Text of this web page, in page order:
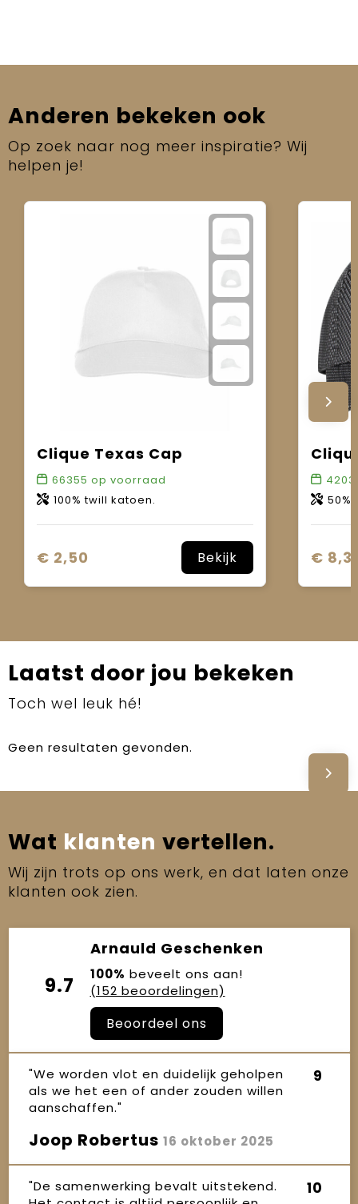
Anderen bekeken ook
Op zoek naar nog meer inspiratie? Wij
helpen je!
Clique Texas Cap
66355 op voorraad
100% twill katoen.
€ 2,50 Bekijk
4203
50%
€
Laatst door jou bekeken
Toch wel leuk hé!
Geen resultaten gevonden.
Wat klanten vertellen.
Wij zijn trots op ons werk, en dat laten onze
klanten ook zien.
9.7
Arnauld Geschenken
100% beveelt ons aan!
(152 beoordelingen)
Beoordeel ons
"We worden vlot en duidelijk geholpen
als we het een of ander zouden willen
aanschaffen."
9
Joop Robertus 16 oktober 2025
"De samenwerking bevalt uitstekend.
10